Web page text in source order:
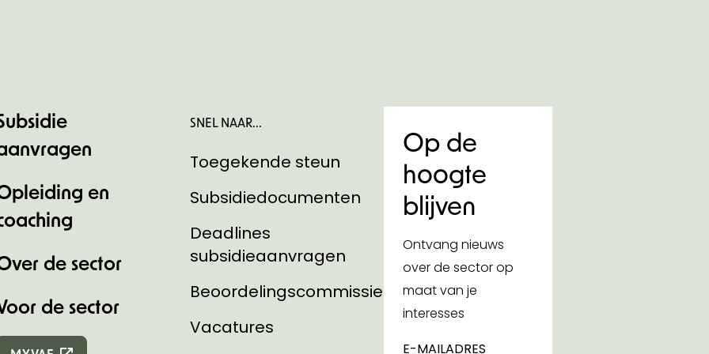
en
de sector
de sector
SNEL NAAR...
Toegekende steun
Subsidiedocumenten
Deadlines
subsidieaanvragen
Beoordelingscommissies
Vacatures
Op de
hoogte
blijven
Ontvang nieuws
over de sector op
maat van je
interesses
E-MAILADRES